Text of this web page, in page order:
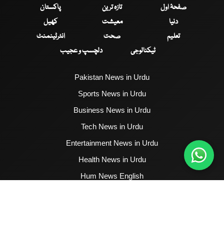
صفحۂ اول تازہ ترین
پاکستان
دنیا
معیشت
کھیل
تعلیم
صحت
انٹرٹینمنٹ
ٹیکنالوجی
دلچسپ و عجیب
Pakistan News in Urdu
Sports News in Urdu
Business News in Urdu
Tech News in Urdu
Entertainment News in Urdu
Health News in Urdu
Hum News English